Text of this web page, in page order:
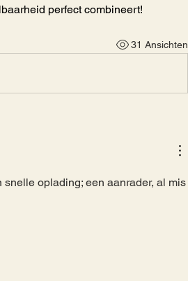
perfect combineert!
31 Ansichten
oplading; een aanrader, al mis